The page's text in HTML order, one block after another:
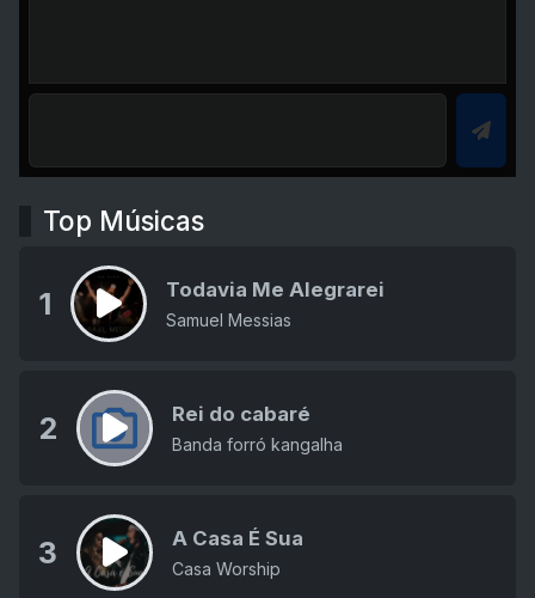
Top Músicas
1 Todavia Me Alegrarei
Samuel Messias
2 Rei do cabaré
Banda forró kangalha
3 A Casa É Sua
Casa Worship